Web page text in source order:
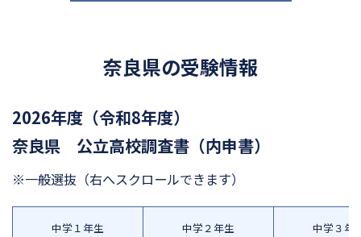
奈良県の受験情報
2026年度（令和8年度）
奈良県 公立高校調査書（内申書）
※一般選抜 （右へスクロールできます）
中学１年生 中学２年生 中学３年